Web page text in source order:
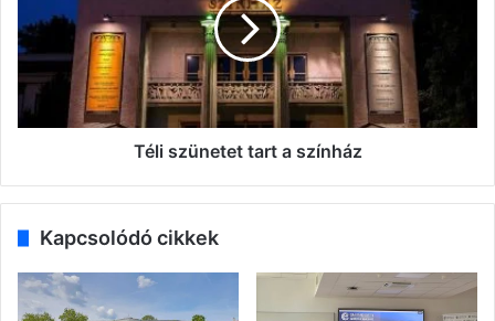
színház
Téli szünetet tart a színház
Kapcsolódó cikkek